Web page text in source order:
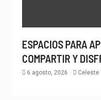
ESPACIOS PARA
COMPARTIR Y
6 agosto, 2026 Celeste